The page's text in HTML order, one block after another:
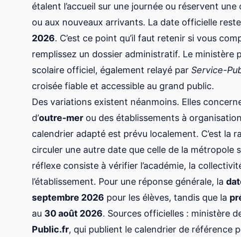
étalent l’accueil sur une journée ou réservent
ou aux nouveaux arrivants. La date officielle
2026. C’est ce point qu’il faut retenir si vous
remplissez un dossier administratif. Le ministère
scolaire officiel, également relayé par Service-
croisée fiable et accessible au grand public.
Des variations existent néanmoins. Elles
d’outre-mer ou des établissements à
calendrier adapté est prévu localement. C’est la
circuler une autre date que celle de la métropole
réflexe consiste à vérifier l’académie, la
l’établissement. Pour une réponse générale, la
septembre 2026 pour les élèves, tandis que la
au 30 août 2026. Sources officielles : ministère
Public.fr, qui publient le calendrier de référence